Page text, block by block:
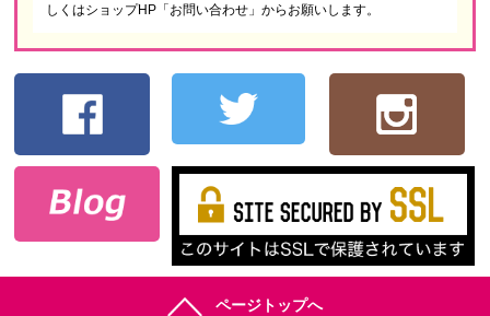
しくはショップHP「お問い合わせ」からお願いします。
ページトップへ